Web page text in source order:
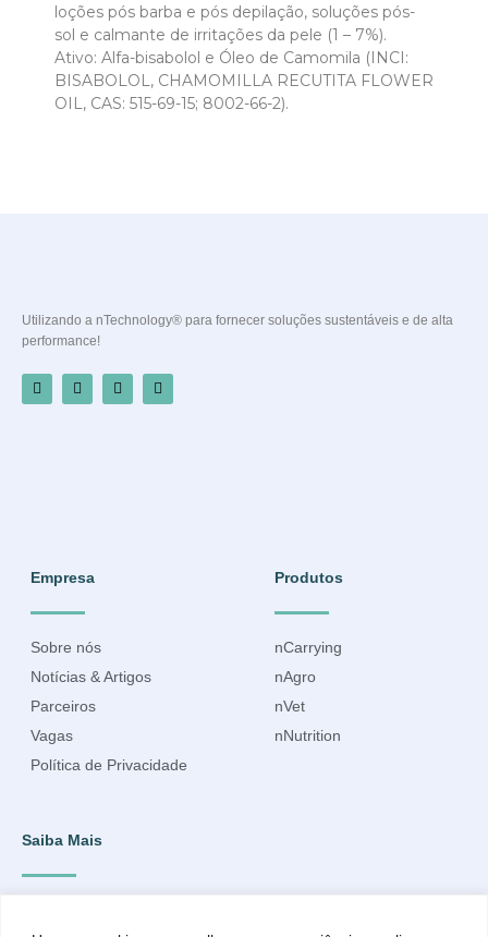
loções pós barba e pós depilação, soluções pós-
sol e calmante de irritações da pele (1 – 7%).
Ativo: Alfa-bisabolol e Óleo de Camomila (INCI:
BISABOLOL, CHAMOMILLA RECUTITA FLOWER
OIL, CAS: 515-69-15; 8002-66-2).
Utilizando a nTechnology® para fornecer soluções sustentáveis e de alta
performance!
Empresa
Sobre nós
Notícias & Artigos
Parceiros
Vagas
Política de Privacidade
Produtos
nCarrying
nAgro
nVet
nNutrition
Saiba Mais